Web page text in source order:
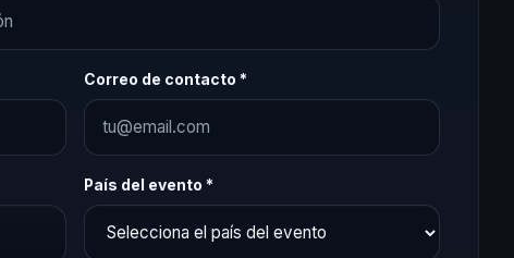
Correo de contacto *
País del evento *